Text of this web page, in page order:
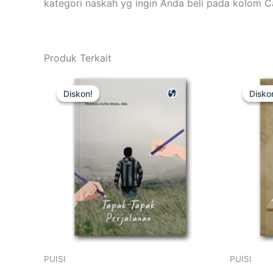
kategori naskah yg ingin Anda beli pada kolom
Produk Terkait
Diskon!
Diskon!
PUISI
Harga
aslinya
adalah:
Harga
Kuantitas
Tapak-
Tapak
PUISI
Zona